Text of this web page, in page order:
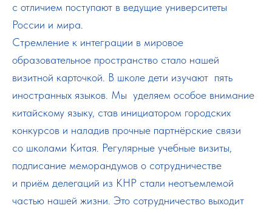
с отличием поступают в ведущие университеты
России и мира.
Стремление к интеграции в мировое
образовательное пространство стало нашей
визитной карточкой. В школе дети изучают пять
иностранных языков. Мы уделяем особое внимание
китайскому языку, став инициатором городских
конкурсов и наладив прочные партнёрские связи
со школами Китая. Регулярные учебные визиты,
подписание меморандумов о сотрудничестве
и приём делегаций из КНР стали неотъемлемой
частью нашей жизни. Это сотрудничество выходит